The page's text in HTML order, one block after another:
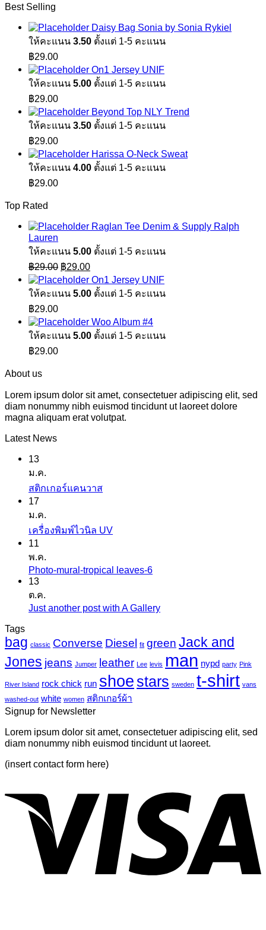
Best Selling
Daisy Bag Sonia by Sonia Rykiel
ให้คะแนน 3.50 ตั้งแต่ 1-5 คะแนน
฿29.00
On1 Jersey UNIF
ให้คะแนน 5.00 ตั้งแต่ 1-5 คะแนน
฿29.00
Beyond Top NLY Trend
ให้คะแนน 3.50 ตั้งแต่ 1-5 คะแนน
฿29.00
Harissa O-Neck Sweat
ให้คะแนน 4.00 ตั้งแต่ 1-5 คะแนน
฿29.00
Top Rated
Raglan Tee Denim & Supply Ralph
Lauren
ให้คะแนน 5.00 ตั้งแต่ 1-5 คะแนน
฿29.00 Original
price
was:
฿29.00.
฿29.00Current
price
is:
฿29.00.
On1 Jersey UNIF
ให้คะแนน 5.00 ตั้งแต่ 1-5 คะแนน
฿29.00
Woo Album #4
ให้คะแนน 5.00 ตั้งแต่ 1-5 คะแนน
฿29.00
About us
Lorem ipsum dolor sit amet, consectetuer adipiscing elit, sed
diam nonummy nibh euismod tincidunt ut laoreet dolore
magna aliquam erat volutpat.
Latest News
13
ม.ค.
สติกเกอร์แคนวาสไม่มี
บน
นวาส
17
ม.ค.
เครื่องพิมพ์ไวนิล UVไม่มี
บน
ไว
11
พ.ค.
Photo-mural-tropical leaves-6ไม่มี
mural-
tropical
leaves-
13
ต.ค.
Just another post with A Galleryไม่มี
เห็น
บน
Just
another
post
Tags
bag classic Converse Diesel fit green Jack and
Jones jeans Jumper leather Lee levis man nypd party Pink
River Island rock chick run shoe stars sweden t-shirt vans
washed-out white women สติกเกอร์ผ้า
Signup for Newsletter
Lorem ipsum dolor sit amet, consectetuer adipiscing elit, sed
diam nonummy nibh euismod tincidunt ut laoreet.
(insert contact form here)